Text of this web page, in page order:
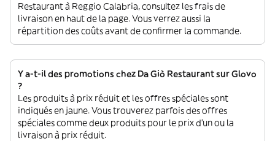
Restaurant à Reggio Calabria, consultez les frais de
livraison en haut de la page. Vous verrez aussi la
répartition des coûts avant de confirmer la commande.
Y a-t-il des promotions chez Da Giò Restaurant sur Glovo
?
Les produits à prix réduit et les offres spéciales sont
indiqués en jaune. Vous trouverez parfois des offres
spéciales comme deux produits pour le prix d'un ou la
livraison à prix réduit.